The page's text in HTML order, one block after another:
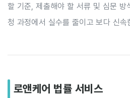
할 기준, 제출해야 할 서류 및 심문 방
청 과정에서 실수를 줄이고 보다 신속
로앤케어 법률 서비스